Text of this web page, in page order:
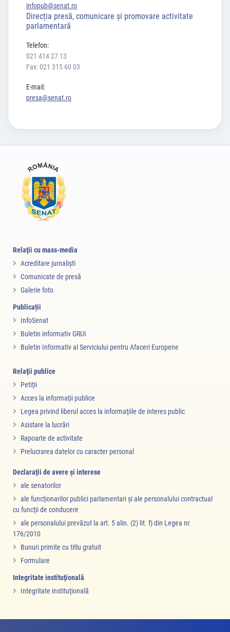
infopub@senat.ro
Direcția presă, comunicare și promovare activitate
parlamentară
Telefon:
021 414 27 13
Fax: 021 315 60 03
E-mail:
presa@senat.ro
Relaţii cu mass-media
Acreditare jurnalişti
Comunicate de presă
Galerie foto
Publicații
InfoSenat
Buletin informativ GRUI
Buletin Informativ al Serviciului pentru Afaceri Europene
Relaţii publice
Petiţii
Acces la informaţii publice
Legea privind liberul acces la informaţiile de interes public
Asistare la lucrări
Rapoarte de activitate
Prelucrarea datelor cu caracter personal
Declaraţii de avere şi interese
ale senatorilor
ale funcţionarilor publici parlamentari şi ale personalului contractual
cu funcţii de conducere
ale personalului prevăzut la art. 5 alin. (2) lit. f) din Legea nr.
176/2010
Bunuri primite cu titlu gratuit
Formulare
Integritate instituţională
Integritate instituţională